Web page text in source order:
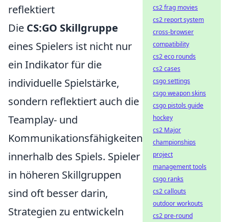
reflektiert
Die CS:GO Skillgruppe
eines Spielers ist nicht nur
ein Indikator für die
individuelle Spielstärke,
sondern reflektiert auch die
Teamplay- und
Kommunikationsfähigkeiten
innerhalb des Spiels. Spieler
in höheren Skillgruppen
sind oft besser darin,
Strategien zu entwickeln
cs2 frag movies
cs2 report system
cross-browser
compatibility
cs2 eco rounds
cs2 cases
csgo settings
csgo weapon skins
csgo pistols guide
hockey
cs2 Major
championships
project
management tools
csgo ranks
cs2 callouts
outdoor workouts
cs2 pre-round